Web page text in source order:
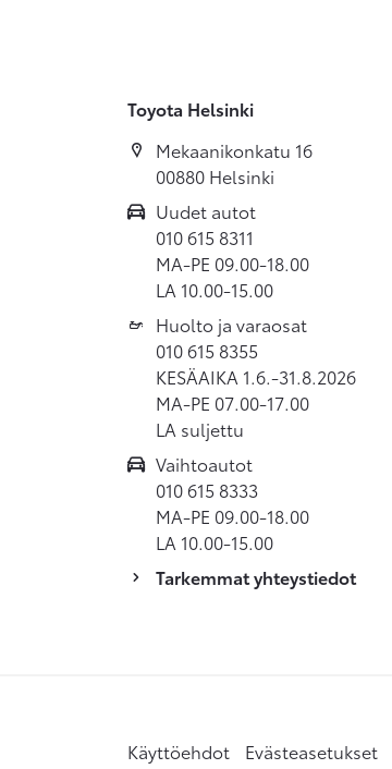
Toyota Helsinki
Mekaanikonkatu 16
00880 Helsinki
Uudet autot
010 615 8311
MA-PE 09.00-18.00
LA 10.00-15.00
Huolto ja varaosat
010 615 8355
KESÄAIKA 1.6.-31.8.2026
MA-PE 07.00-17.00
LA suljettu
Vaihtoautot
010 615 8333
MA-PE 09.00-18.00
LA 10.00-15.00
Tarkemmat yhteystiedot
Käyttöehdot Evästeasetukset